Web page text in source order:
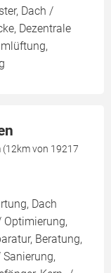
Dach /
Dezentrale
(12km von 19217
Dach
Optimierung,
Beratung,